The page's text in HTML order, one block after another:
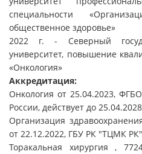
специальности
общественное здоровье»
2022 г. - Северный
университет, повышение
«Онкология»
Аккредитация:
Онкология от 25.04.2023,
России, действует до
Организация
от 22.12.2022, ГБУ РК "ТЦМК
Торакальная хирургия ,